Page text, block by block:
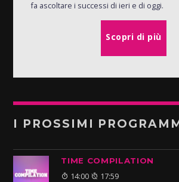
fa ascoltare i successi di ieri e di oggi.
Scopri di più
I PROSSIMI
TIME COMPILATION
14:00 17:59